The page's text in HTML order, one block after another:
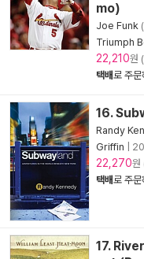
mo)
Joe Funk
Triumph
22,210원
택배로 주문
16.
Randy
Griffin
22,270원
택배로 주문
17.